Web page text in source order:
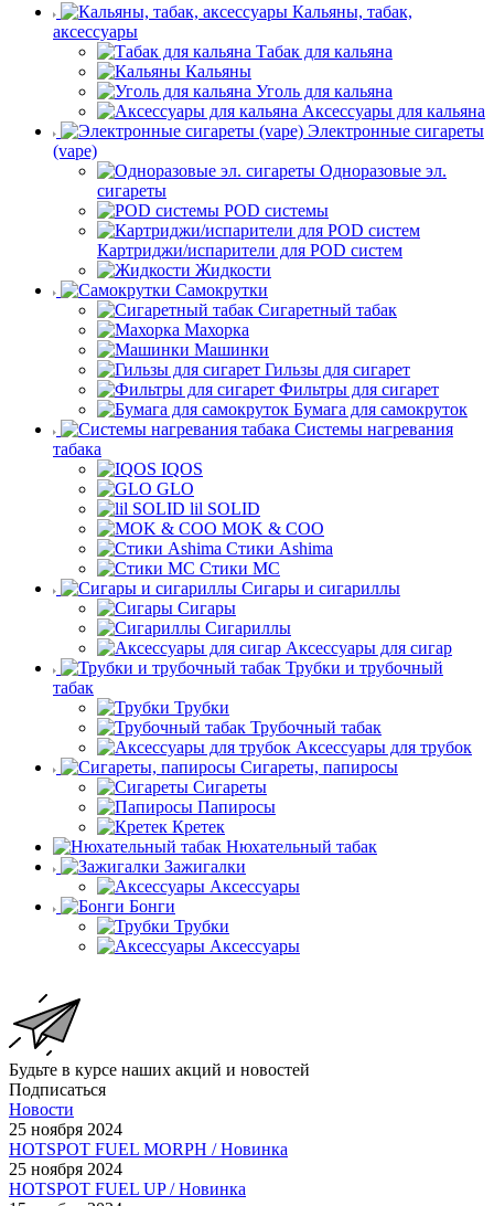
Кальяны, табак,
аксессуары
Табак для кальяна
Кальяны
Уголь для кальяна
Аксессуары для кальяна
Электронные сигареты
(vape)
Одноразовые эл.
сигареты
POD системы
Картриджи/испарители для POD систем
Жидкости
Самокрутки
Сигаретный табак
Махорка
Машинки
Гильзы для сигарет
Фильтры для сигарет
Бумага для самокруток
Системы нагревания
табака
IQOS
GLO
lil SOLID
MOK & COO
Стики Ashima
Стики MC
Сигары и сигариллы
Сигары
Сигариллы
Аксессуары для сигар
Трубки и трубочный
табак
Трубки
Трубочный табак
Аксессуары для трубок
Сигареты, папиросы
Сигареты
Папиросы
Кретек
Нюхательный табак
Зажигалки
Аксессуары
Бонги
Трубки
Аксессуары
Будьте в курсе наших акций и новостей
Подписаться
Новости
25 ноября 2024
HOTSPOT FUEL MORPH / Новинка
25 ноября 2024
HOTSPOT FUEL UP / Новинка